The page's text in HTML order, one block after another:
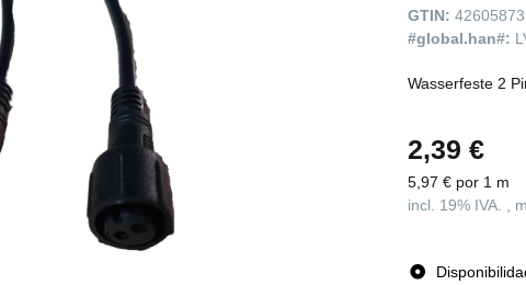
GTIN:
#global.han#:
Wasserfeste 2
2,39 €
5,97 € por 1 m
incl. 19% IVA. ,